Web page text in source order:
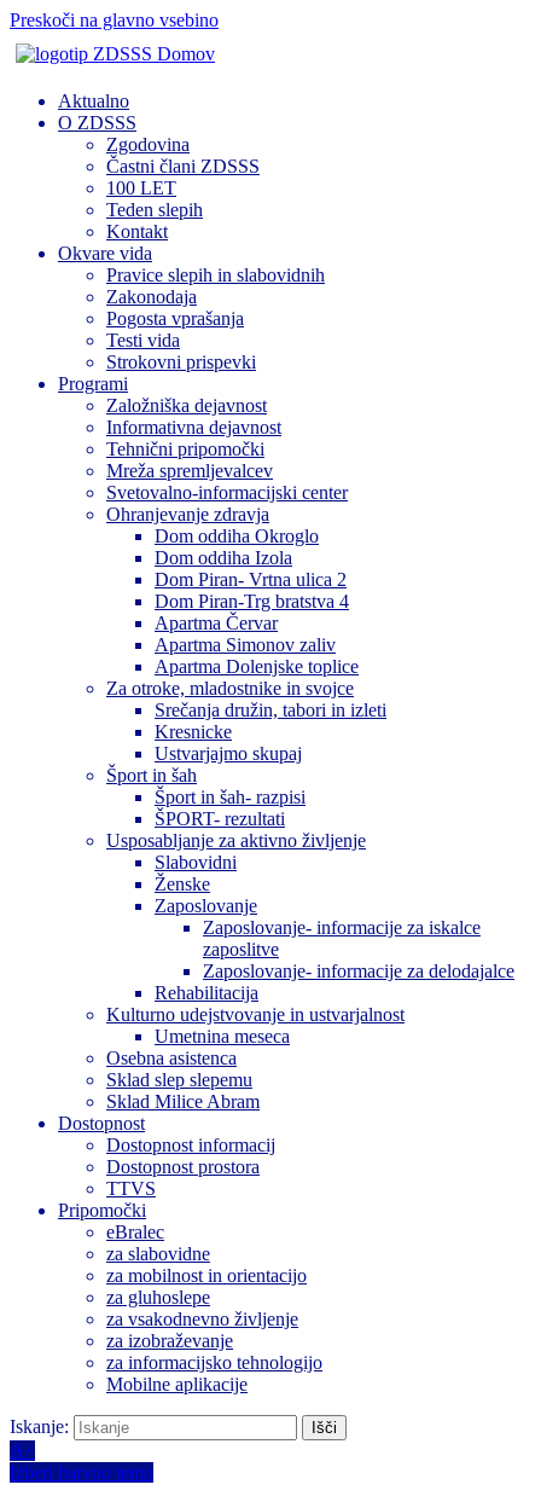
Preskoči na glavno vsebino
Domov
Aktualno
O ZDSSS
Zgodovina
Častni člani ZDSSS
100 LET
Teden slepih
Kontakt
Okvare vida
Pravice slepih in slabovidnih
Zakonodaja
Pogosta vprašanja
Testi vida
Strokovni prispevki
Programi
Založniška dejavnost
Informativna dejavnost
Tehnični pripomočki
Mreža spremljevalcev
Svetovalno-informacijski center
Ohranjevanje zdravja
Dom oddiha Okroglo
Dom oddiha Izola
Dom Piran- Vrtna ulica 2
Dom Piran-Trg bratstva 4
Apartma Červar
Apartma Simonov zaliv
Apartma Dolenjske toplice
Za otroke, mladostnike in svojce
Srečanja družin, tabori in izleti
Kresnicke
Ustvarjajmo skupaj
Šport in šah
Šport in šah- razpisi
ŠPORT- rezultati
Usposabljanje za aktivno življenje
Slabovidni
Ženske
Zaposlovanje
Zaposlovanje- informacije za iskalce
zaposlitve
Zaposlovanje- informacije za delodajalce
Rehabilitacija
Kulturno udejstvovanje in ustvarjalnost
Umetnina meseca
Osebna asistenca
Sklad slep slepemu
Sklad Milice Abram
Dostopnost
Dostopnost informacij
Dostopnost prostora
TTVS
Pripomočki
eBralec
za slabovidne
za mobilnost in orientacijo
za gluhoslepe
za vsakodnevno življenje
za izobraževanje
za informacijsko tehnologijo
Mobilne aplikacije
Iskanje:
A+
Izberi barvno temo